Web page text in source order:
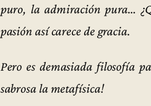
puro, la admiración pura…
pasión así carece de gracia.
Pero es demasiada filosofía
sabrosa la metafísica!